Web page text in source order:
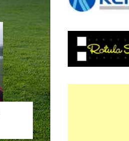
5
IÑIGO_GARMENDIA